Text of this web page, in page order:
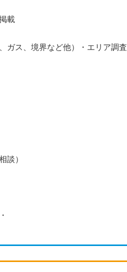
載
ガス、境界など他）・エリア調査
談）